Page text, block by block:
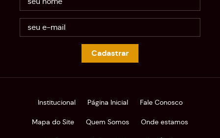
Cadastrar
Institucional Página Inicial Fale Conosco
Mapa do Site Quem Somos Onde estamos